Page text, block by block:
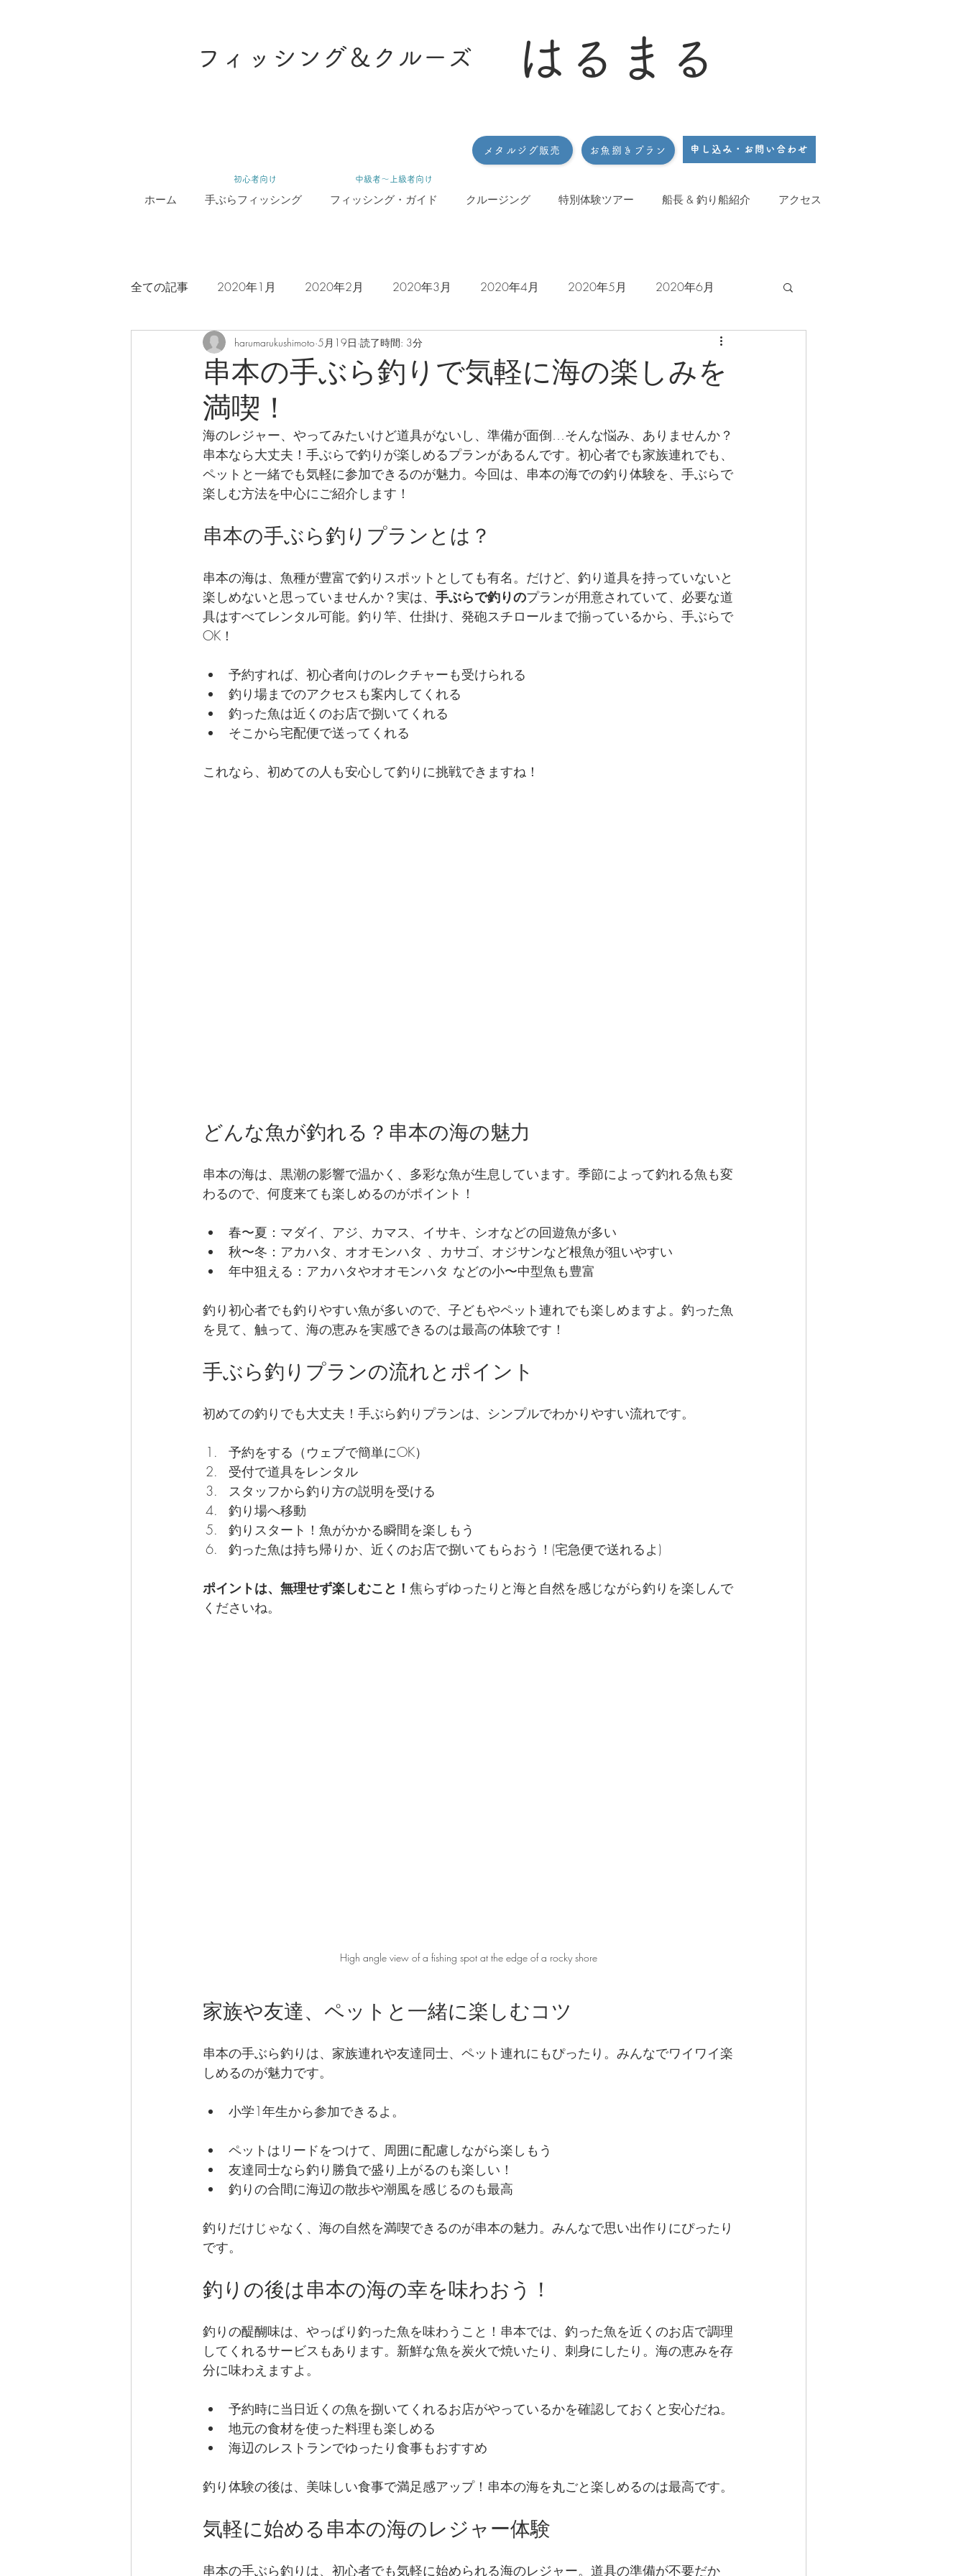
フィッシング＆クルーズ はるまる
メタルジグ販売 お魚捌きプラン 申し込み・お問い合わせ
ホーム 手ぶらフィッシング フィッシング・ガイド クルージング 特別体験ツアー 船長 & 釣り船紹介 アクセス
​初心者向け ​中級者〜上級者向け
全ての記事 2020年1月 2020年2月 2020年3月 2020年4月 2020年5月 2020年6月
2020年7月 2020年8月 2020年9月 2019年1月
2019年2月 ２０２１年１月
串本の手ぶら釣りで気軽に海の楽しみを
満喫！
harumarukushimoto 5月19日 読了時間: 3分
海のレジャー、やってみたいけど道具がないし、準備が面倒…そんな悩み、ありませんか？
串本なら大丈夫！手ぶらで釣りが楽しめるプランがあるんです。初心者でも家族連れでも、
ペットと一緒でも気軽に参加できるのが魅力。今回は、串本の海での釣り体験を、手ぶらで
楽しむ方法を中心にご紹介します！
串本の手ぶら釣りプランとは？
串本の海は、魚種が豊富で釣りスポットとしても有名。だけど、釣り道具を持っていないと
楽しめないと思っていませんか？実は、 手ぶらで釣りのプランが用意されていて、必要な道
具はすべてレンタル可能。釣り竿、仕掛け、発砲スチロールまで揃っているから、手ぶらで
OK！
予約すれば、初心者向けのレクチャーも受けられる
釣り場までのアクセスも案内してくれる
釣った魚は近くのお店で捌いてくれる
そこから宅配便で送ってくれる
これなら、初めての人も安心して釣りに挑戦できますね！
どんな魚が釣れる？串本の海の魅力
串本の海は、黒潮の影響で温かく、多彩な魚が生息しています。季節によって釣れる魚も変
わるので、何度来ても楽しめるのがポイント！
春〜夏：マダイ、アジ、カマス、イサキ、シオなどの回遊魚が多い
秋〜冬：アカハタ、オオモンハタ 、カサゴ、オジサンなど根魚が狙いやすい
年中狙える：アカハタやオオモンハタ などの小〜中型魚も豊富
釣り初心者でも釣りやすい魚が多いので、子どもやペット連れでも楽しめますよ。釣った魚
を見て、触って、海の恵みを実感できるのは最高の体験です！
手ぶら釣りプランの流れとポイント
初めての釣りでも大丈夫！手ぶら釣りプランは、シンプルでわかりやすい流れです。
予約をする（ウェブで簡単にOK）
受付で道具をレンタル
スタッフから釣り方の説明を受ける
釣り場へ移動
釣りスタート！魚がかかる瞬間を楽しもう
釣った魚は持ち帰りか、近くのお店で捌いてもらおう！(宅急便で送れるよ)
ポイントは、無理せず楽しむこと！ 焦らずゆったりと海と自然を感じながら釣りを楽しんで
くださいね。
High angle view of a fishing spot at the edge of a rocky shore
家族や友達、ペットと一緒に楽しむコツ
串本の手ぶら釣りは、家族連れや友達同士、ペット連れにもぴったり。みんなでワイワイ楽
しめるのが魅力です。
小学1年生から参加できるよ。
ペットはリードをつけて、周囲に配慮しながら楽しもう
友達同士なら釣り勝負で盛り上がるのも楽しい！
釣りの合間に海辺の散歩や潮風を感じるのも最高
釣りだけじゃなく、海の自然を満喫できるのが串本の魅力。みんなで思い出作りにぴったり
です。
釣りの後は串本の海の幸を味わおう！
釣りの醍醐味は、やっぱり釣った魚を味わうこと！串本では、釣った魚を近くのお店で調理
してくれるサービスもあります。新鮮な魚を炭火で焼いたり、刺身にしたり。海の恵みを存
分に味わえますよ。
予約時に当日近くの魚を捌いてくれるお店がやっているかを確認しておくと安心だね。
地元の食材を使った料理も楽しめる
海辺のレストランでゆったり食事もおすすめ
釣り体験の後は、美味しい食事で満足感アップ！串本の海を丸ごと楽しめるのは最高です。
気軽に始める串本の海のレジャー体験
串本の手ぶら釣りは、初心者でも気軽に始められる海のレジャー。道具の準備が不要だか